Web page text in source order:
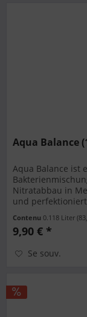
Aqua Balance
Aqua Balance ist
Nitratabbau in
und
Contenu 0.118 Liter
9,90 € *
Se souv.